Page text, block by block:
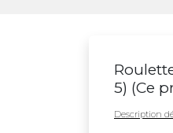
5) (Ce
Description